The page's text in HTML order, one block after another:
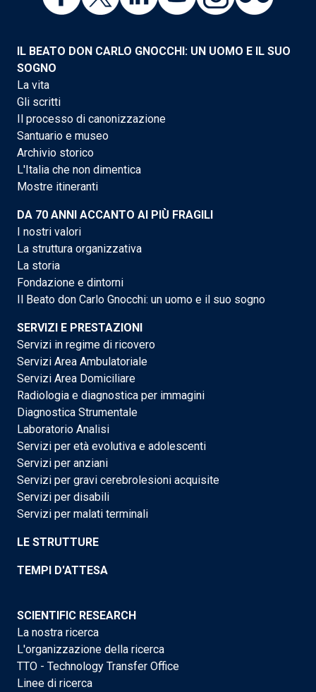
IL BEATO DON CARLO GNOCCHI: UN UOMO E IL SUO
SOGNO
La vita
Gli scritti
Il processo di canonizzazione
Santuario e museo
Archivio storico
L'Italia che non dimentica
Mostre itineranti
DA 70 ANNI ACCANTO AI PIÙ FRAGILI
I nostri valori
La struttura organizzativa
La storia
Fondazione e dintorni
Il Beato don Carlo Gnocchi: un uomo e il suo sogno
SERVIZI E PRESTAZIONI
Servizi in regime di ricovero
Servizi Area Ambulatoriale
Servizi Area Domiciliare
Radiologia e diagnostica per immagini
Diagnostica Strumentale
Laboratorio Analisi
Servizi per età evolutiva e adolescenti
Servizi per anziani
Servizi per gravi cerebrolesioni acquisite
Servizi per disabili
Servizi per malati terminali
LE STRUTTURE
TEMPI D'ATTESA
SCIENTIFIC RESEARCH
La nostra ricerca
L'organizzazione della ricerca
TTO - Technology Transfer Office
Linee di ricerca